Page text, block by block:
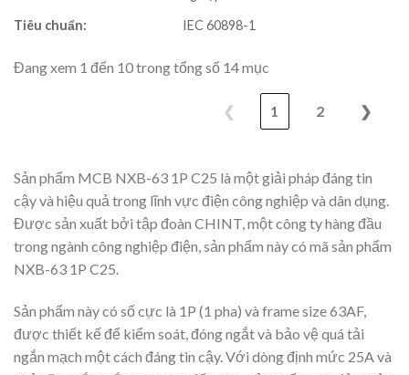
Tiêu chuẩn:
IEC 60898-1
Đang xem 1 đến 10 trong tổng số 14 mục
❮ 1 2 ❯
Sản phẩm MCB NXB-63 1P C25 là một giải pháp đáng tin
cậy và hiệu quả trong lĩnh vực điện công nghiệp và dân dụng.
Được sản xuất bởi tập đoàn CHINT, một công ty hàng đầu
trong ngành công nghiệp điện, sản phẩm này có mã sản phẩm
NXB-63 1P C25.
Sản phẩm này có số cực là 1P (1 pha) và frame size 63AF,
được thiết kế để kiểm soát, đóng ngắt và bảo vệ quá tải
ngắn mạch một cách đáng tin cậy. Với dòng định mức 25A và